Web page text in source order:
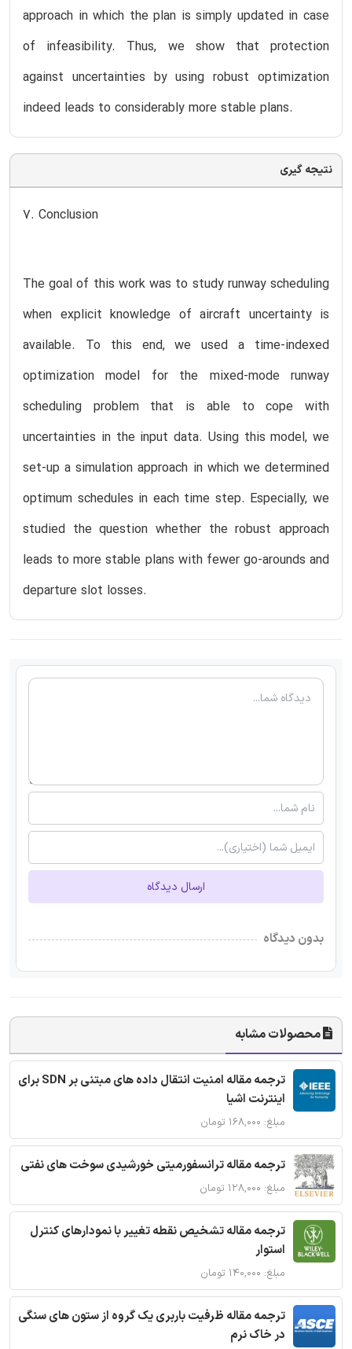
approach in which the plan is simply updated in case
of infeasibility. Thus, we show that protection
against uncertainties by using robust optimization
indeed leads to considerably more stable plans.
نتیجه گیری
7. Conclusion
The goal of this work was to study runway scheduling
when explicit knowledge of aircraft uncertainty is
available. To this end, we used a time-indexed
optimization model for the mixed-mode runway
scheduling problem that is able to cope with
uncertainties in the input data. Using this model, we
set-up a simulation approach in which we determined
optimum schedules in each time step. Especially, we
studied the question whether the robust approach
leads to more stable plans with fewer go-arounds and
departure slot losses.
ارسال دیدگاه
بدون دیدگاه
محصولات مشابه
ترجمه مقاله امنیت انتقال داده های مبتنی بر SDN برای
اینترنت اشیا
مبلغ: ۱۶۸,۰۰۰ تومان
ترجمه مقاله ترانسفورمیتی خورشیدی سوخت های نفتی
مبلغ: ۱۲۸,۰۰۰ تومان
ترجمه مقاله تشخیص نقطه تغییر با نمودارهای کنترل
استوار
مبلغ: ۱۴۰,۰۰۰ تومان
ترجمه مقاله ظرفیت باربری یک گروه از ستون های سنگی
در خاک نرم